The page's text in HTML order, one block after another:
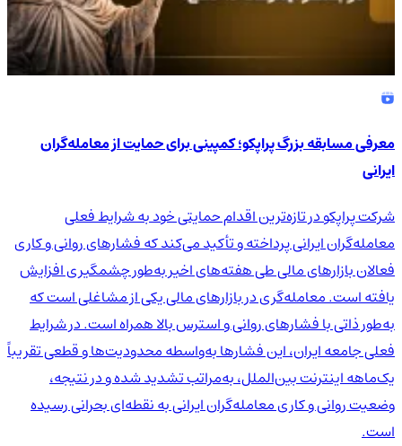
معرفی مسابقه بزرگ پراپکو؛ کمپینی برای حمایت از معامله‌گران
ایرانی
شرکت پراپکو در تازه‌ترین اقدام حمایتی خود به شرایط فعلی
معامله‌گران ایرانی پرداخته و تأکید می‌کند که فشارهای روانی و کاری
فعالان بازارهای مالی طی هفته‌های اخیر به‌طور چشمگیری افزایش
یافته است. معامله‌گری در بازارهای مالی یکی از مشاغلی است که
به‌طور ذاتی با فشارهای روانی و استرس بالا همراه است. در شرایط
فعلی جامعه ایران، این فشارها به‌واسطه محدودیت‌ها و قطعی تقریباً
یک‌ماهه اینترنت بین‌الملل، به‌مراتب تشدید شده و در نتیجه،
وضعیت روانی و کاری معامله‌گران ایرانی به نقطه‌ای بحرانی رسیده
است.